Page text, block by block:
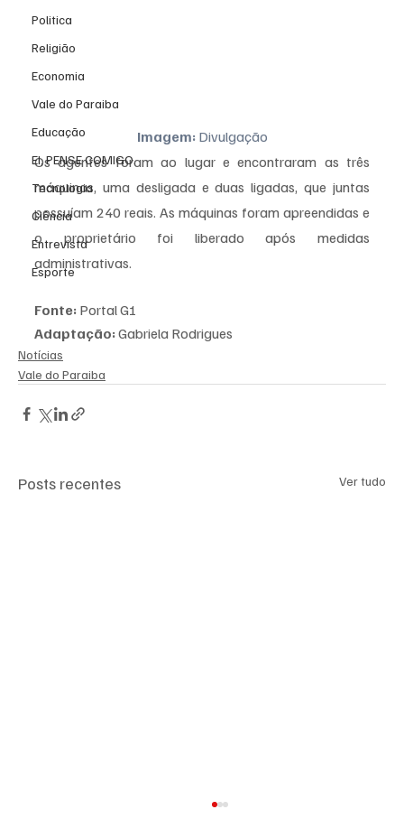
Politica
Religião
Economia
Vale do Paraiba
Educação
EI, PENSE COMIGO.
Tecnologia
Ciência
Entrevista
Esporte
Imagem: Divulgação
Os agentes foram ao lugar e encontraram as três
máquinas, uma desligada e duas ligadas, que juntas
possuíam 240 reais. As máquinas foram apreendidas e
o proprietário foi liberado após medidas
administrativas.
Fonte: Portal G1
Adaptação: Gabriela Rodrigues
Notícias
Vale do Paraiba
Posts recentes Ver tudo